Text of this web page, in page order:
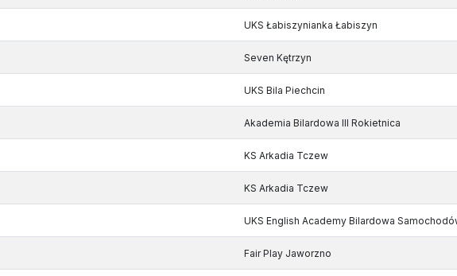
UKS Łabiszynianka Łabiszyn
Seven Kętrzyn
UKS Bila Piechcin
Akademia Bilardowa III Rokietnica
KS Arkadia Tczew
KS Arkadia Tczew
UKS English Academy Bilardowa
Fair Play Jaworzno